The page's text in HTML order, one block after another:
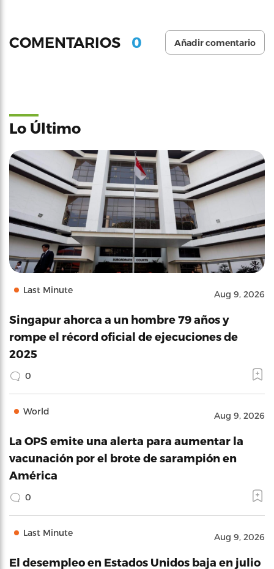
COMENTARIOS 0 Añadir comentario
Lo Último
Last Minute Aug 9, 2026
Singapur ahorca a un hombre 79 años y
rompe el récord oficial de ejecuciones de
2025
0
World Aug 9, 2026
La OPS emite una alerta para aumentar la
vacunación por el brote de sarampión en
América
0
Last Minute Aug 9, 2026
El desempleo en Estados Unidos baja en julio